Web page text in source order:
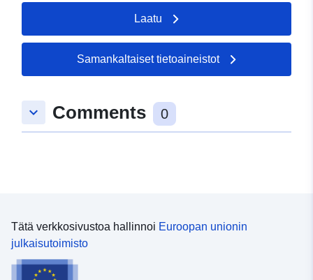
Laatu
Samankaltaiset tietoaineistot
keyboard_arrow_down Comments 0
Tätä verkkosivustoa hallinnoi Euroopan unionin
julkaisutoimisto